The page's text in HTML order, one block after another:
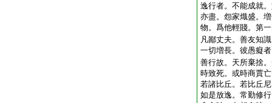
逸行者。不能成就
亦盡。怨家熾盛。
物。爲他輕賤。第
凡鄙丈夫。善友知
一切増長。彼愚癡
善行故。天所棄捨
時致死。或時商賈
若諸比丘。若比丘
如是放逸。常勤修